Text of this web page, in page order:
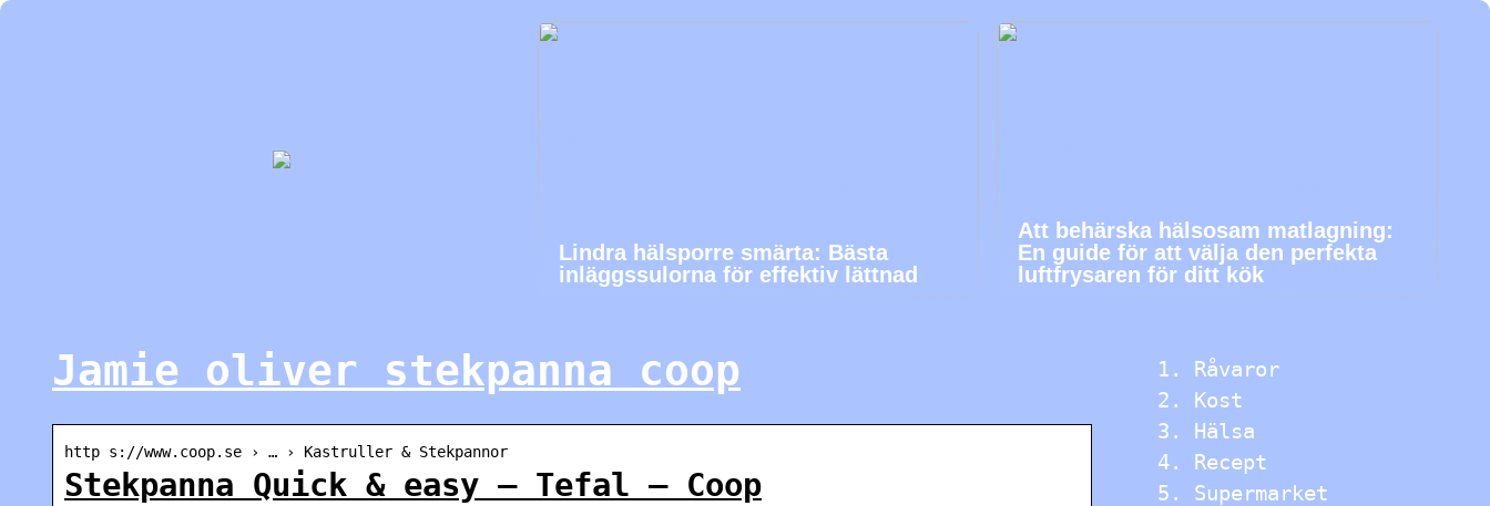
Lindra hälsporre smärta: Bästa
inläggssulorna för effektiv lättnad
Att behärska hälsosam matlagning:
En guide för att välja den perfekta
luftfrysaren för ditt kök
Jamie oliver stekpanna coop
http s://www.coop.se › … › Kastruller & Stekpannor
Stekpanna Quick & easy – Tefal – Coop
Råvaror
Kost
Hälsa
Recept
Supermarket